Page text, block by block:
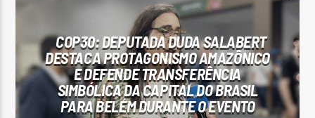
COP30: DEPUTADA DUDA SALABERT
DESTACA PROTAGONISMO AMAZÔNICO
E DEFENDE TRANSFERÊNCIA
SIMBÓLICA DA CAPITAL DO BRASIL
PARA BELÉM DURANTE O EVENTO